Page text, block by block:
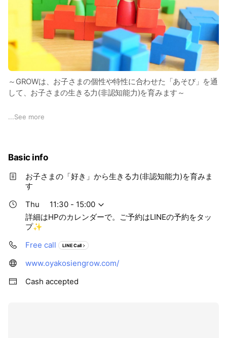
笑顔いっぱい！我が子がかわいい！と思えたら満点✨️自信を
持って🫶
でも、関わり方が難しいと感じるこどあるでしょう。多様な発
達（障がい児含む）の子もいるでしょう。こどもに寄り添う…
発達に寄り添うって、頭ではわかっても実際に出来ない。出来
ているかわからない。と感じるかもしれません。
せ対応いたします。また、笑顔でいたいママが学ぶこともでき
～GROWは、お子さまの個性や特性に合わせた「あそび」を通
して、お子さまの生きる力(非認知能力)を育みます～
🌱‬‪好きを起点に、人としての土台を豊かに育みます
🌱‬‪元保育士の知見×20年以上のおもちゃと遊びを通した障がい
児や発達不安のお子さんとの関わりの経験、そして障がいのあ
る子たちの親としての経験をフルに活かしていきます
...See more
Basic info
お子さまの「好き」から生きる力(非認知能力)を育みま
す
Thu
11:30 - 15:00
詳細はHPのカレンダーで。ご予約はLINEの予約をタッ
プ✨️
Free call
LINE Call
www.oyakosiengrow.com/
Cash accepted